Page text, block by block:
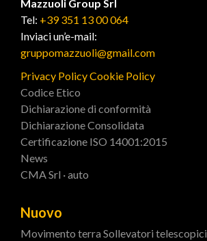
Mazzuoli Group Srl
Tel: +39 351 13 00 064
Inviaci un’e-mail:
gruppomazzuoli@gmail.com
Privacy PolicyCookie Policy
Codice Etico
Dichiarazione di conformità
Dichiarazione Consolidata
Certificazione ISO 14001:2015
News
CMA Srl · auto
Nuovo
Movimento terra Sollevatori telescopici